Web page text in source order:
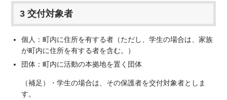
3 交付対象者
個人：町内に住所を有する者（ただし、学生の場合は、家族
が町内に住所を有する者を含む。）
団体：町内に活動の本拠地を置く団体
（補足）・学生の場合は、その保護者を交付対象者としま
す。